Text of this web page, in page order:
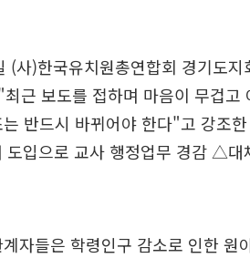
(사)한국유치원총연합회 경기도
근 보도를 접하며 마음이 무겁고
반드시 바뀌어야 한다"고 강조
입으로 교사 행정업무 경감 △대
자들은 학령인구 감소로 인한 원